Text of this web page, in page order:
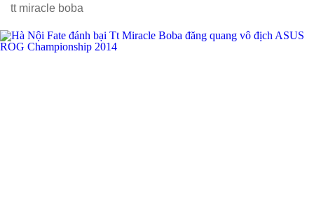
tt miracle boba